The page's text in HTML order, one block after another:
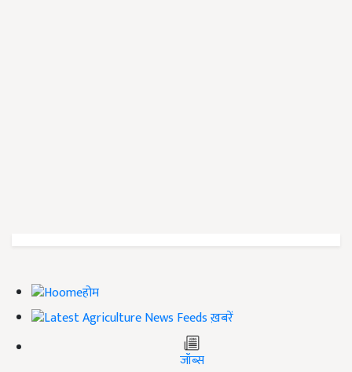
होम
ख़बरें
जॉब्स